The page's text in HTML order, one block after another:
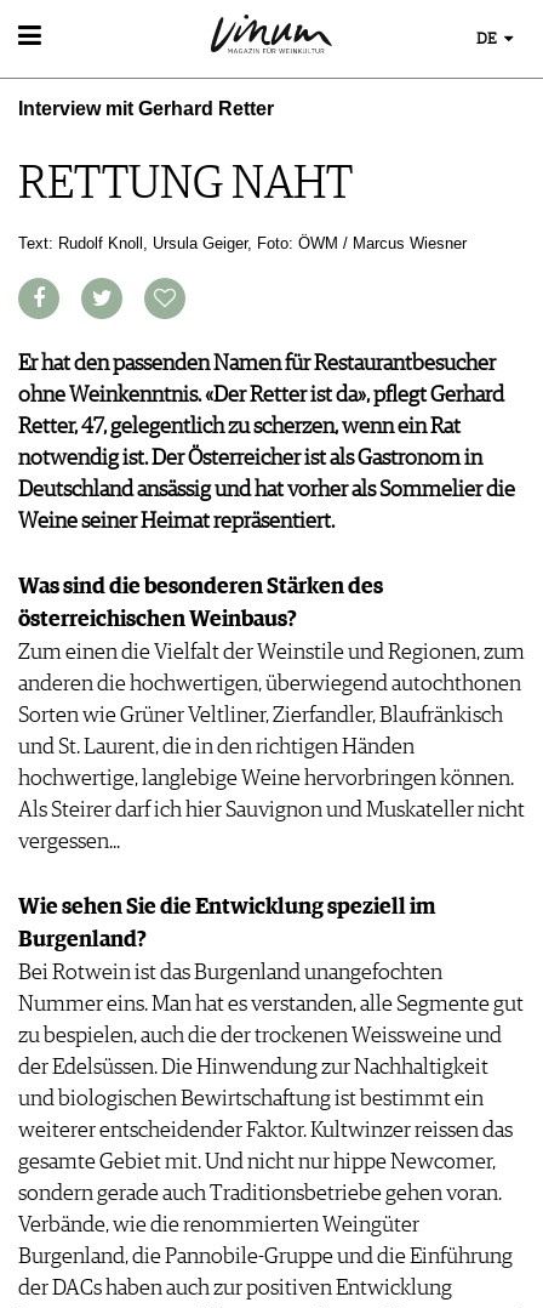
WEIN
WEINSUCHE
WINETRADECLUB
WEINE DES MONATS
UNIQUE WINERIES
WEINREGIONEN
WEINLEXIKON
INFOGRAFIKEN
TIPPS & TRICKS
NEWS
EVENTS
AWARDS
EVENT-BILDER
ESSEN & TRINKEN
FOOD PAIRING TIPPS
FOOD PAIRING TABELLE
REZEPTE
HOTSPOTS
WEINREISEN
MAGAZIN
DOSSIER
WINEGUIDES
KLARTEXT
EXTRAS
ABO
AUSGABE
MEDIATHEK
APPS
VIDEOS
BILDSTRECKEN
BÜCHER
NEWS
WEINWIRTSCHAFT
WEINSZENE
PORTRAITS
VINOPHILES
ANMELDEN
AWARDS
GEWINNSPIELE
TRINKREIFETABELLE
ABO
WEINSUCHE
NEWSLETTER
WINE TRADE CLUB
REDAKTION
JOBS
WERBUNG
PRESSE
IMPRESSUM
AGB & DATENSCHUTZ
FAQ
DE
Interview mit Gerhard Retter
RETTUNG NAHT
Text: Rudolf Knoll, Ursula Geiger, Foto: ÖWM / Marcus Wiesner
Er hat den passenden Namen für Restaurantbesucher
ohne Weinkenntnis. «Der Retter ist da», pflegt Gerhard
Retter, 47, gelegentlich zu scherzen, wenn ein Rat
notwendig ist. Der Österreicher ist als Gastronom in
Deutschland ansässig und hat vorher als Sommelier die
Weine seiner Heimat repräsentiert.
Was sind die besonderen Stärken des
österreichischen Weinbaus?
Zum einen die Vielfalt der Weinstile und Regionen, zum
anderen die hochwertigen, überwiegend autochthonen
Sorten wie Grüner Veltliner, Zierfandler, Blaufränkisch
und St. Laurent, die in den richtigen Händen
hochwertige, langlebige Weine hervorbringen können.
Als Steirer darf ich hier Sauvignon und Muskateller nicht
vergessen...
Wie sehen Sie die Entwicklung speziell im
Burgenland?
Bei Rotwein ist das Burgenland unangefochten
Nummer eins. Man hat es verstanden, alle Segmente gut
zu bespielen, auch die der trockenen Weissweine und
der Edelsüssen. Die Hinwendung zur Nachhaltigkeit
und biologischen Bewirtschaftung ist bestimmt ein
weiterer entscheidender Faktor. Kultwinzer reissen das
gesamte Gebiet mit. Und nicht nur hippe Newcomer,
sondern gerade auch Traditionsbetriebe gehen voran.
Verbände, wie die renommierten Weingüter
Burgenland, die Pannobile-Gruppe und die Einführung
der DACs haben auch zur positiven Entwicklung